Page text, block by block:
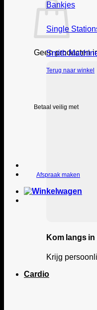
Geen producten
Terug naar winkel
Betaal veilig met
Afspraak maken
Bankjes
Single
Smith
Kom langs
Krijg
Cardio